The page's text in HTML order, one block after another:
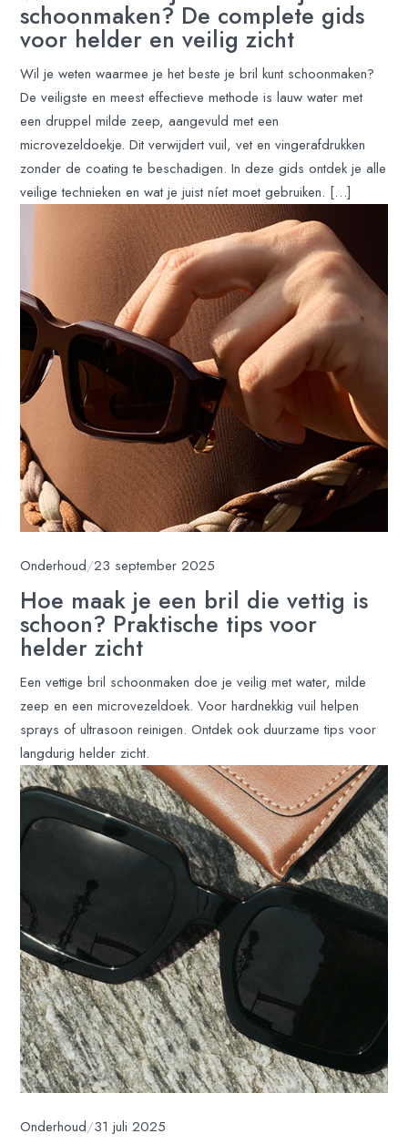
schoonmaken? De complete gids
voor helder en veilig zicht
Wil je weten waarmee je het beste je bril kunt schoonmaken?
De veiligste en meest effectieve methode is lauw water met
een druppel milde zeep, aangevuld met een
microvezeldoekje. Dit verwijdert vuil, vet en vingerafdrukken
zonder de coating te beschadigen. In deze gids ontdek je alle
veilige technieken en wat je juist níet moet gebruiken. […]
Onderhoud/23 september 2025
Hoe maak je een bril die vettig is
schoon? Praktische tips voor
helder zicht
Een vettige bril schoonmaken doe je veilig met water, milde
zeep en een microvezeldoek. Voor hardnekkig vuil helpen
sprays of ultrasoon reinigen. Ontdek ook duurzame tips voor
langdurig helder zicht.
Onderhoud/31 juli 2025